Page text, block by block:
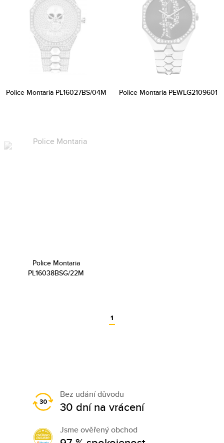
Police Montaria PL16027BS/04M Police Montaria PEWLG2109601
Police Montaria
PL16038BSG/22M
1
Bez udání důvodu
30 dní na vrácení
Jsme ověřený obchod